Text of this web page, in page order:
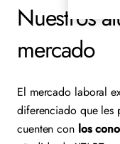
Nuestros
mercado
El mercado laboral
diferenciado que les
cuenten con los